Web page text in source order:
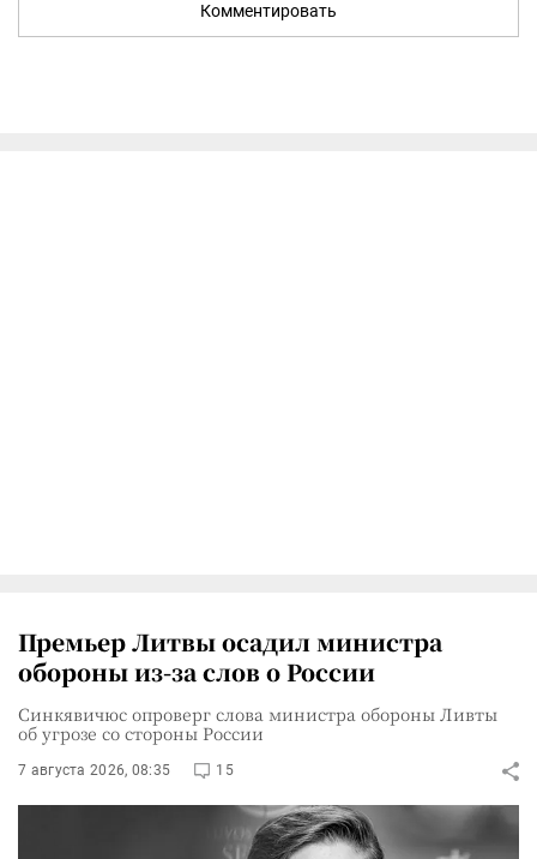
Комментировать
Премьер Литвы осадил министра
обороны из-за слов о России
Синкявичюс опроверг слова министра обороны Ливты
об угрозе со стороны России
7 августа 2026, 08:35 15